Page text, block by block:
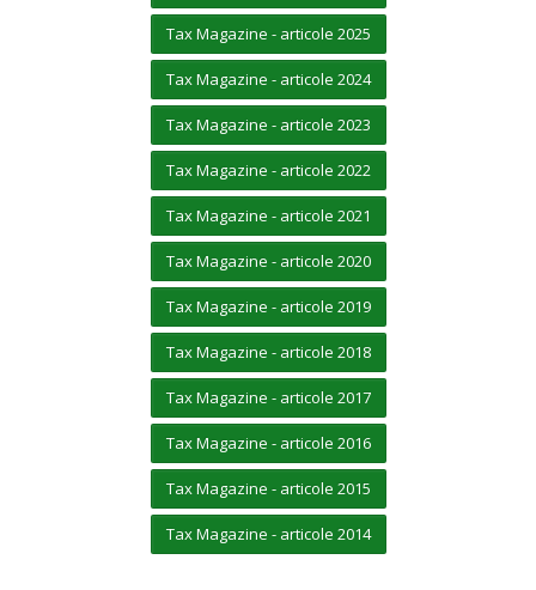
Tax Magazine - articole 2025
Tax Magazine - articole 2024
Tax Magazine - articole 2023
Tax Magazine - articole 2022
Tax Magazine - articole 2021
Tax Magazine - articole 2020
Tax Magazine - articole 2019
Tax Magazine - articole 2018
Tax Magazine - articole 2017
Tax Magazine - articole 2016
Tax Magazine - articole 2015
Tax Magazine - articole 2014